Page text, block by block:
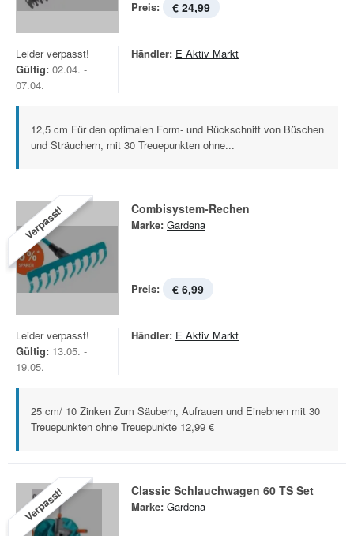
Preis: € 24,99
Leider verpasst!
Gültig: 02.04. -
07.04.
Händler: E Aktiv Markt
12,5 cm Für den optimalen Form- und Rückschnitt von Büschen
und Sträuchern, mit 30 Treuepunkten ohne...
Verpasst! Combisystem-Rechen
Marke: Gardena
Preis: € 6,99
Leider verpasst!
Gültig: 13.05. -
19.05.
Händler: E Aktiv Markt
25 cm/ 10 Zinken Zum Säubern, Aufrauen und Einebnen mit 30
Treuepunkten ohne Treuepunkte 12,99 €
Verpasst! Classic Schlauchwagen 60 TS Set
Marke: Gardena